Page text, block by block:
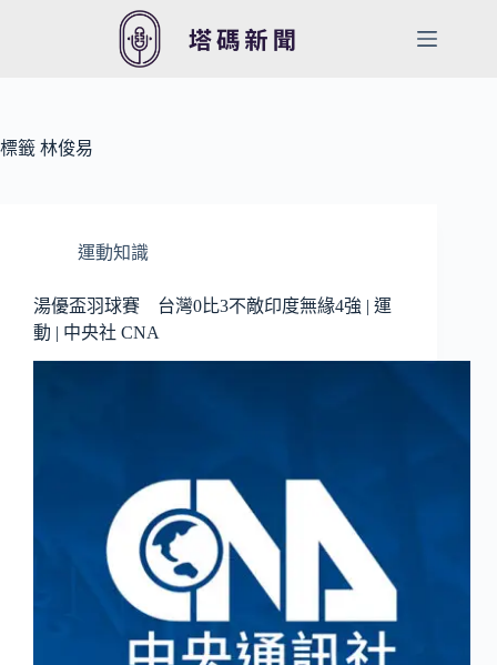
容
標籤 林俊易
運動知識
湯優盃羽球賽 台灣0比3不敵印度無緣4強 | 運
動 | 中央社 CNA